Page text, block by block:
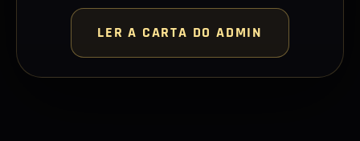
LER A CARTA DO ADMIN